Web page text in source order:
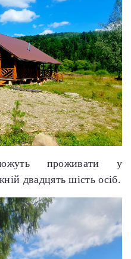
проживати у
двадцять шість осіб.